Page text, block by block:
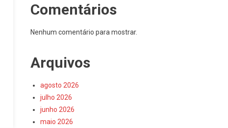
Comentários
Nenhum comentário para mostrar.
Arquivos
agosto 2026
julho 2026
junho 2026
maio 2026